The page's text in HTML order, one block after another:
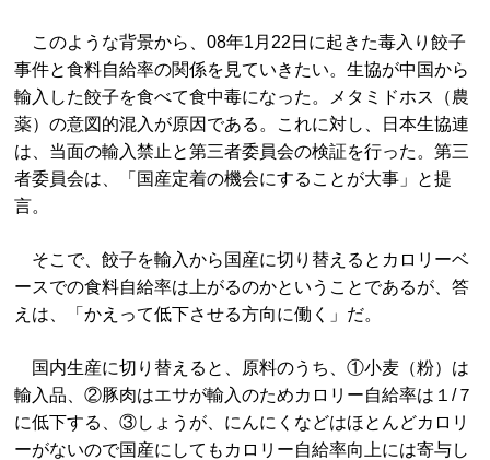
このような背景から、08年1月22日に起きた毒入り餃子
事件と食料自給率の関係を見ていきたい。生協が中国から
輸入した餃子を食べて食中毒になった。メタミドホス（農
薬）の意図的混入が原因である。これに対し、日本生協連
は、当面の輸入禁止と第三者委員会の検証を行った。第三
者委員会は、「国産定着の機会にすることが大事」と提
言。
そこで、餃子を輸入から国産に切り替えるとカロリーベ
ースでの食料自給率は上がるのかということであるが、答
えは、「かえって低下させる方向に働く」だ。
国内生産に切り替えると、原料のうち、①小麦（粉）は
輸入品、②豚肉はエサが輸入のためカロリー自給率は１/７
に低下する、③しょうが、にんにくなどはほとんどカロリ
ーがないので国産にしてもカロリー自給率向上には寄与し